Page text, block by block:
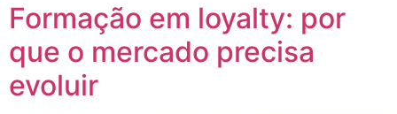
Formação em loyalty: por
que o mercado precisa
evoluir